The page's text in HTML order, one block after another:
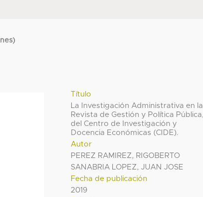
Título
La Investigación Administrativa en la
Revista de Gestión y Política Pública,
del Centro de Investigación y
Docencia Económicas (CIDE).
Autor
PEREZ RAMIREZ, RIGOBERTO
SANABRIA LOPEZ, JUAN JOSE
Fecha de publicación
2019